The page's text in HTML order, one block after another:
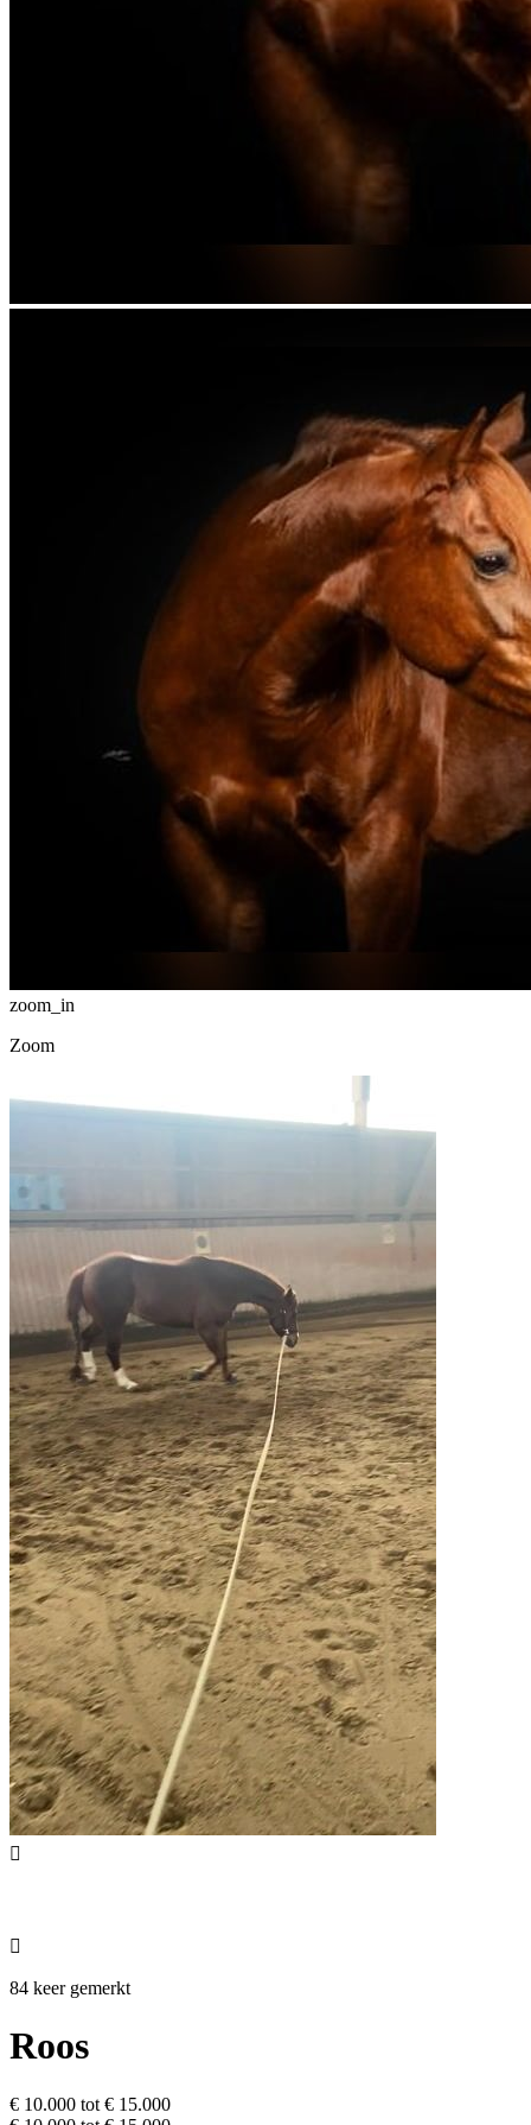
zoom_in
Zoom


84 keer gemerkt
Roos
€ 10.000 tot € 15.000